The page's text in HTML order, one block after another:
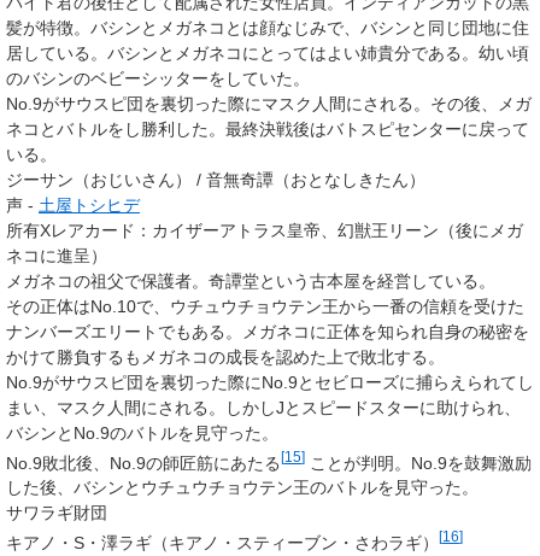
髪が特徴。バシンとメガネコとは顔なじみで、バシンと同じ団地に住
居している。バシンとメガネコにとってはよい姉貴分である。幼い頃
のバシンのベビーシッターをしていた。
No.9がサウスピ団を裏切った際にマスク人間にされる。その後、メガ
ネコとバトルをし勝利した。最終決戦後はバトスピセンターに戻って
いる。
ジーサン（おじいさん） / 音無奇譚（おとなしきたん）
声 - 土屋トシヒデ
所有Xレアカード ： カイザーアトラス皇帝 幻獣王リーン （後にメガ
ネコに進呈）
メガネコの祖父で保護者。奇譚堂という古本屋を経営している。
その正体はNo.10で、ウチュウチョウテン王から一番の信頼を受けた
ナンバーズエリートでもある。メガネコに正体を知られ自身の秘密を
かけて勝負するもメガネコの成長を認めた上で敗北する。
No.9がサウスピ団を裏切った際にNo.9とセビローズに捕らえられてし
まい、マスク人間にされる。しかしJとスピードスターに助けられ、
バシンとNo.9のバトルを見守った。
No.9敗北後、No.9の師匠筋にあたる[15] ことが判明。No.9を鼓舞激励
した後、バシンとウチュウチョウテン王のバトルを見守った。
サワラギ財団
キアノ・S・澤ラギ（キアノ・スティーブン・さわラギ）
[16]